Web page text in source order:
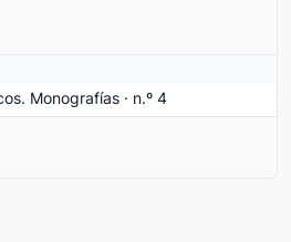
Monografías · n.º 4